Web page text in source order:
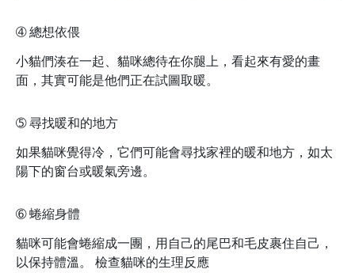
➃總想依偎
小貓們湊在一起、貓咪總待在你腿上，看起來有愛的畫
面，其實可能是他們正在試圖取暖。
➄尋找暖和的地方
如果貓咪覺得冷，它們可能會尋找家裡的暖和地方，如太
陽下的窗台或暖氣旁邊。
➅蜷縮身體
貓咪可能會蜷縮成一團，用自己的尾巴和毛皮裹住自己，
以保持體溫。 檢查貓咪的生理反應